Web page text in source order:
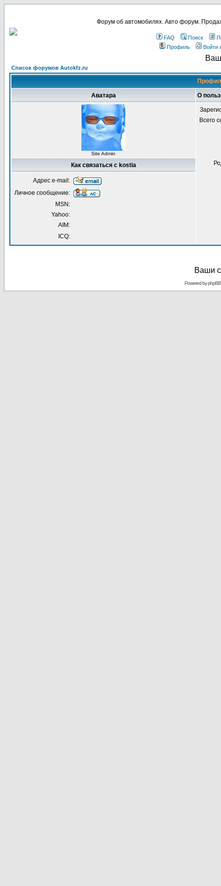
Форум об автомобилях. Авто форум.
FAQ Поиск
Профиль
Войти
Список форумов Autokfz.ru
Аватара О
Site Admin
Всего
Как связаться с kostia
Адрес e-mail:
Личное сообщение:
MSN:
Yahoo:
AIM:
ICQ:
Ваши
Powered byphpBB